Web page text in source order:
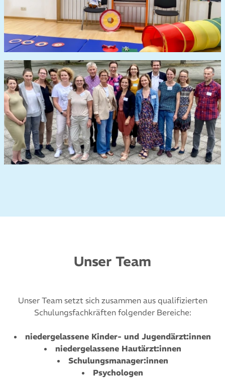
Unser Team
Unser Team setzt sich zusammen aus qualifizierten
Schulungsfachkräften folgender Bereiche:
niedergelassene Kinder- und Jugendärzt:innen
niedergelassene Hautärzt:innen
Schulungsmanager:innen
Psychologen